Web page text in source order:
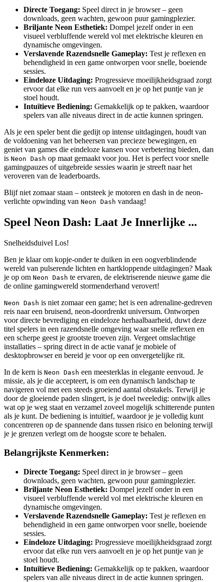
Directe Toegang: Speel direct in je browser – geen
downloads, geen wachten, gewoon puur gamingplezier.
Briljante Neon Esthetiek: Dompel jezelf onder in een
visueel verbluffende wereld vol met elektrische kleuren en
dynamische omgevingen.
Verslavende Razendsnelle Gameplay: Test je reflexen en
behendigheid in een game ontworpen voor snelle, boeiende
sessies.
Eindeloze Uitdaging: Progressieve moeilijkheidsgraad zorgt
ervoor dat elke run vers aanvoelt en je op het puntje van je
stoel houdt.
Intuïtieve Bediening: Gemakkelijk op te pakken, waardoor
spelers van alle niveaus direct in de actie kunnen springen.
Als je een speler bent die gedijt op intense uitdagingen, houdt van
de voldoening van het beheersen van precieze bewegingen, en
geniet van games die eindeloze kansen voor verbetering bieden, dan
is Neon Dash op maat gemaakt voor jou. Het is perfect voor snelle
gamingpauzes of uitgebreide sessies waarin je streeft naar het
veroveren van de leaderboards.
Blijf niet zomaar staan – ontsteek je motoren en dash in de neon-
verlichte opwinding van Neon Dash vandaag!
Speel Neon Dash: Laat Je Innerlijke ...
Snelheidsduivel Los!
Ben je klaar om kopje-onder te duiken in een oogverblindende
wereld van pulserende lichten en hartkloppende uitdagingen? Maak
je op om Neon Dash te ervaren, de elektriserende nieuwe game die
de online gamingwereld stormenderhand verovert!
Neon Dash is niet zomaar een game; het is een adrenaline-gedreven
reis naar een bruisend, neon-doordrenkt universum. Ontworpen
voor directe bevrediging en eindeloze herhaalbaarheid, duwt deze
titel spelers in een razendsnelle omgeving waar snelle reflexen en
een scherpe geest je grootste troeven zijn. Vergeet omslachtige
installaties – spring direct in de actie vanaf je mobiele of
desktopbrowser en bereid je voor op een onvergetelijke rit.
In de kern is Neon Dash een meesterklas in elegante eenvoud. Je
missie, als je die accepteert, is om een dynamisch landschap te
navigeren vol met een steeds groeiend aantal obstakels. Terwijl je
door de gloeiende paden slingert, is je doel tweeledig: ontwijk alles
wat op je weg staat en verzamel zoveel mogelijk schitterende punten
als je kunt. De bediening is intuïtief, waardoor je je volledig kunt
concentreren op de spannende dans tussen risico en beloning terwijl
je je grenzen verlegt om de hoogste score te behalen.
Belangrijkste Kenmerken:
Directe Toegang: Speel direct in je browser – geen
downloads, geen wachten, gewoon puur gamingplezier.
Briljante Neon Esthetiek: Dompel jezelf onder in een
visueel verbluffende wereld vol met elektrische kleuren en
dynamische omgevingen.
Verslavende Razendsnelle Gameplay: Test je reflexen en
behendigheid in een game ontworpen voor snelle, boeiende
sessies.
Eindeloze Uitdaging: Progressieve moeilijkheidsgraad zorgt
ervoor dat elke run vers aanvoelt en je op het puntje van je
stoel houdt.
Intuïtieve Bediening: Gemakkelijk op te pakken, waardoor
spelers van alle niveaus direct in de actie kunnen springen.